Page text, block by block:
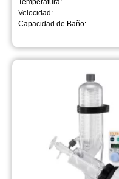
Temperatura:
Velocidad:
Capacidad de Baño: